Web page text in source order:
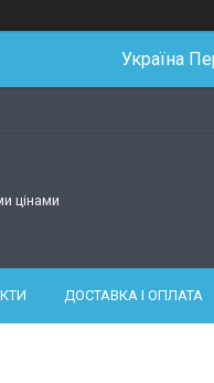
Україна
цінами
ДОСТАВКА І ОПЛАТА